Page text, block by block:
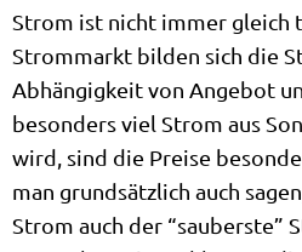
Strom ist nicht immer gleich
Strommarkt bilden sich die
Abhängigkeit von Angebot
besonders viel Strom aus
wird, sind die Preise
man grundsätzlich auch
Strom auch der “sauberste”